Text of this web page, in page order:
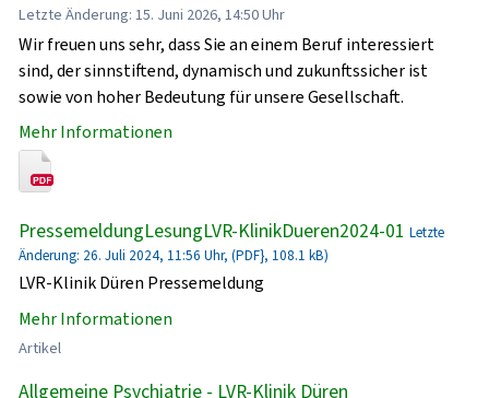
Letzte Änderung: 15. Juni 2026, 14:50 Uhr
Wir freuen uns sehr, dass Sie an einem Beruf interessiert
sind, der sinnstiftend, dynamisch und zukunftssicher ist
sowie von hoher Bedeutung für unsere Gesellschaft.
Mehr Informationen
PressemeldungLesungLVR-KlinikDueren2024-01 Letzte
Änderung: 26. Juli 2024, 11:56 Uhr, (PDF}, 108.1 kB)
LVR-Klinik Düren Pressemeldung
Mehr Informationen
Artikel
Allgemeine Psychiatrie - LVR-Klinik Düren